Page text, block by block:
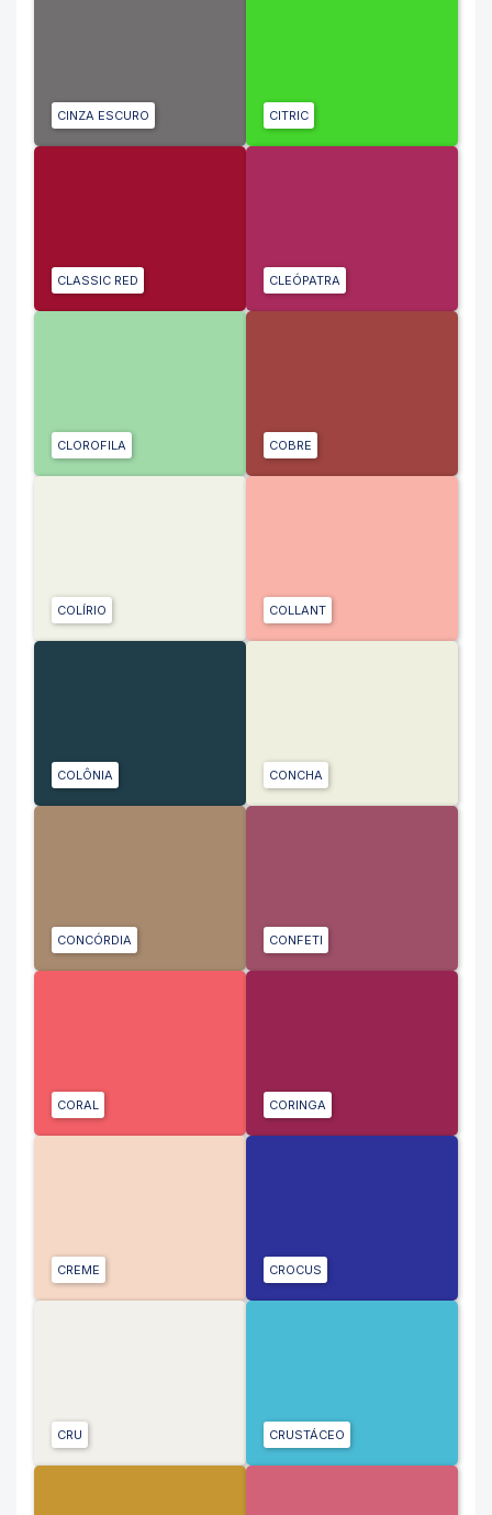
CINZA ESCURO CITRIC
CLASSIC RED CLEÓPATRA
CLOROFILA COBRE
COLÍRIO COLLANT
COLÔNIA CONCHA
CONCÓRDIA CONFETI
CORAL CORINGA
CREME CROCUS
CRU CRUSTÁCEO